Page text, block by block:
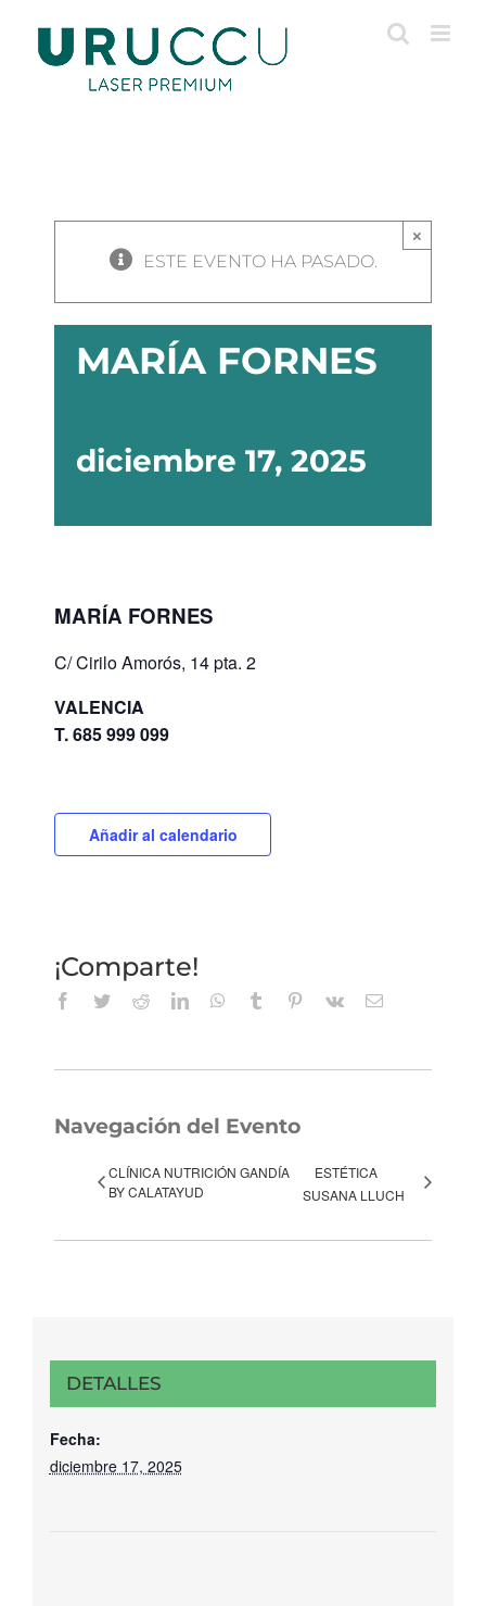
contenido
×
ESTE EVENTO HA PASADO.
MARÍA FORNES
diciembre 17, 2025
MARÍA FORNES
C/ Cirilo Amorós, 14 pta. 2
VALENCIA
T.685 999 099
Añadir al calendario
¡Comparte!
Facebook
TwitterRedditLinkedInWhatsApp
Tumblr Pinterest
Vk
Correo
Navegación del Evento
CLÍNICA NUTRICIÓN GANDÍA
BY CALATAYUD
ESTÉTICA
SUSANA LLUCH
DETALLES
Fecha:
diciembre 17, 2025